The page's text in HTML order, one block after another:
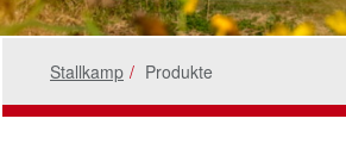
Stallkamp Produkte